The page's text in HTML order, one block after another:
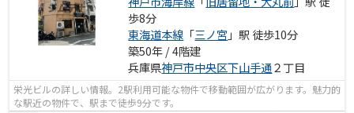
歩8分
東海道本線 「三ノ宮 」駅 徒歩10分
築50年 / 4階建
兵庫県神戸市中央区下山手通２丁目
栄光ビルの詳しい情報。2駅利用可能な物件で移動範囲が広がります。魅力的
な駅近の物件で、駅まで徒歩9分です。